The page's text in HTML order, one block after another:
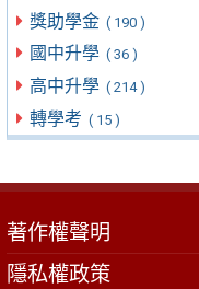
獎助學金 ( 190 )
國中升學 ( 36 )
高中升學 ( 214 )
轉學考 ( 15 )
著作權聲明
隱私權政策